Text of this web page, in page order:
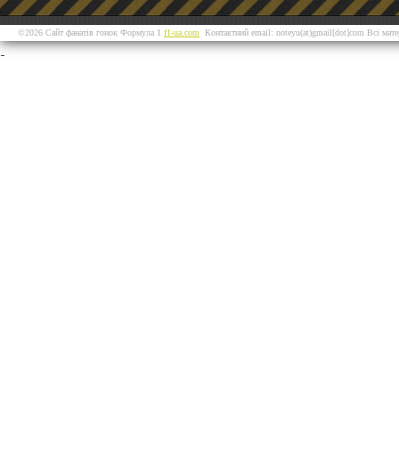
©2026 Сайт фанатів гонок Формула 1 f1-ua.com Контактний email: noteyu(at)gmail[dot]com Всі